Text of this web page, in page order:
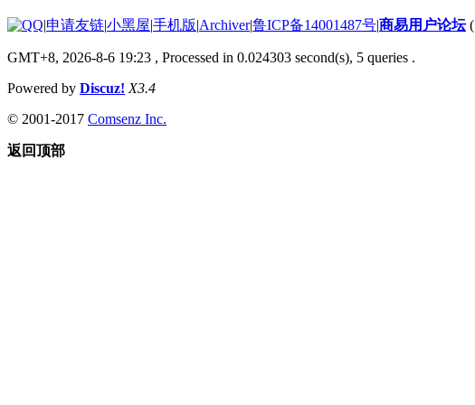
|申请友链|小黑屋|手机版|Archiver|鲁ICP备14001487号|商易用户论坛(
GMT+8, 2026-8-6 19:23 , Processed in 0.024303 second(s), 5 queries .
Powered by Discuz! X3.4
© 2001-2017 Comsenz Inc.
返回顶部